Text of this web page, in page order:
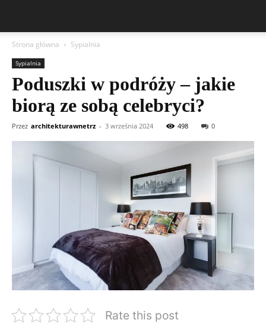
Strona główna Sypialnia
Sypialnia
Poduszki w podróży – jakie
biorą ze sobą celebryci?
Przez architekturawnetrz - 3 września 2024 498 0
Rate this post